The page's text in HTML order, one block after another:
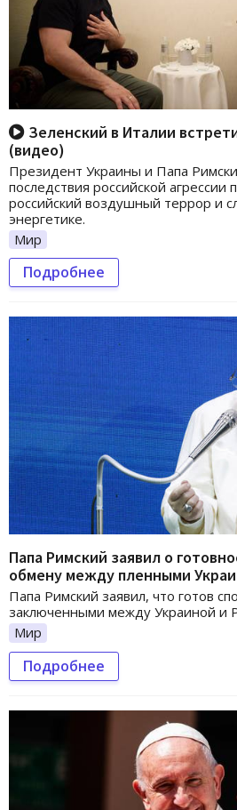
Зеленский в Италии
(видео)
Президент Украины и Папа
последствия российской агрессии
российский воздушный террор и
энергетике.
Мир
Подробнее
Папа Римский заявил о
обмену между пленными
Папа Римский заявил, что готов
заключенными между Украиной и
Мир
Подробнее